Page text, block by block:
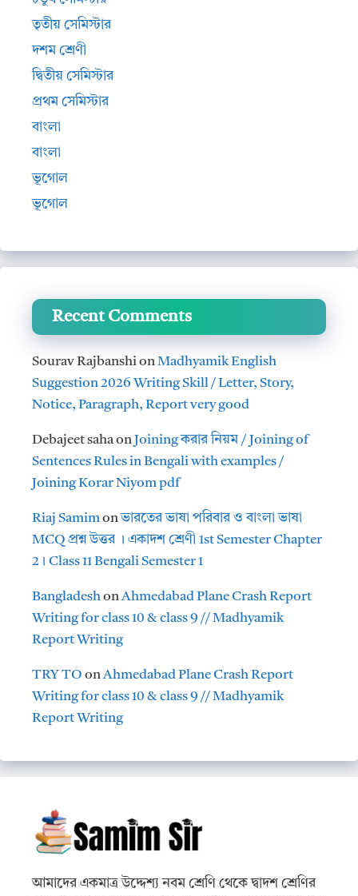
তৃতীয় সেমিস্টার
দশম শ্রেণী
দ্বিতীয় সেমিস্টার
প্রথম সেমিস্টার
বাংলা
বাংলা
ভূগোল
ভূগোল
Recent Comments
Sourav RajbanshionMadhyamik English
Suggestion 2026 Writing Skill / Letter, Story,
Notice, Paragraph, Report very good
Debajeet sahaon Joining করার নিয়ম / Joining of
Sentences Rules in Bengali with examples /
Joining Korar Niyom pdf
Riaj Samimonভারতের ভাষা পরিবার ও বাংলা ভাষা
MCQ প্রশ্ন উত্তর । একাদশ শ্রেণী 1st Semester Chapter
2। Class 11 Bengali Semester 1
BangladeshonAhmedabad Plane Crash Report
Writing for class 10 & class 9 // Madhyamik
Report Writing
TRY TO onAhmedabad Plane Crash Report
Writing for class 10 & class 9 // Madhyamik
Report Writing
আমাদের একমাত্র উদ্দেশ্য নবম শ্রেণি থেকে দ্বাদশ শ্রেণির